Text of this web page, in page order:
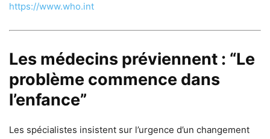
https://www.who.int
Les médecins préviennent : “Le
problème commence dans
l’enfance”
Les spécialistes insistent sur l’urgence d’un changement